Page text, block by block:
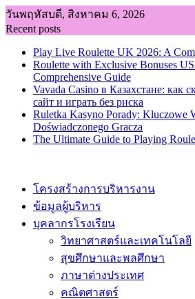
Skip
to
content
วันพฤหัสบดี, สิงหาคม 6, 2026
Recent posts
Play Live Roulette UK 2026: A
Roulette with Exclusive Bonuses
Comprehensive Guide
Vavada Casino в Казахстане: как
сайт и играть без риска
Ruletka Kasyno Porady: Kluczowe
Doświadczonego Gracza
The Ultimate Guide to Playing
โครงสร้างการบริหารงาน
ข้อมูลผู้บริหาร
บุคลากรโรงเรียน
วิทยาศาสตร์และเทคโนโลยี
สุขศึกษาและพลศึกษา
ภาษาต่างประเทศ
คณิตศาสตร์